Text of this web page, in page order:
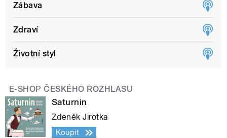
Zábava
Zdraví
Životní styl
E-SHOP ČESKÉHO ROZHLASU
Saturnin
Zdeněk Jirotka
Koupit